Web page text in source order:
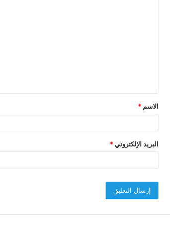
ق
*
الاسم *
البريد الإلكتروني*